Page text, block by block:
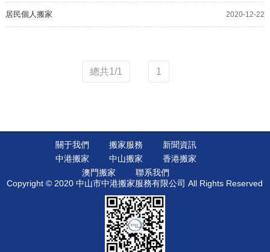
居民個人搬家 2020-12-22
總共1/1 1
關于我們 搬家服務
新聞資訊
中港搬家
中山搬家
香港搬家
澳門搬家
聯系我們
Copyright © 2020 中山市中港搬家服務有限公司 All Rights Reserved